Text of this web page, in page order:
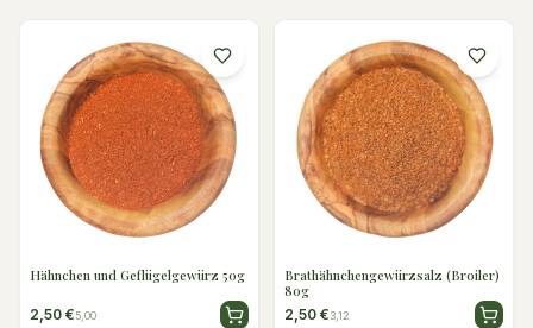
Hähnchen und Geflügelgewürz 50g
2,50 €5,00
Brathähnchengewürzsalz (Broiler)
80g
2,50 €3,12